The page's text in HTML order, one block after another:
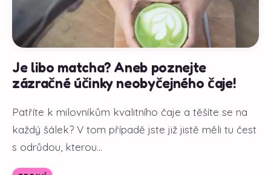
Je libo matcha? Aneb poznejte
zázračné účinky neobyčejného čaje!
Patříte k milovníkům kvalitního čaje a těšíte se na
každý šálek? V tom případě jste již jistě měli tu čest
s odrůdou, kterou...